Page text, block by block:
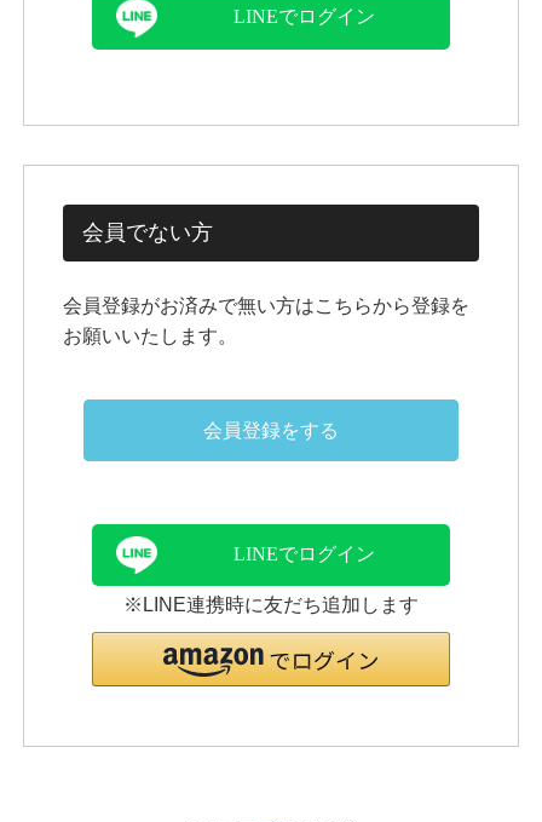
LINEでログイン
会員でない方
会員登録がお済みで無い方はこちらから登録を
お願いいたします。
会員登録をする
LINEでログイン
※LINE連携時に友だち追加します